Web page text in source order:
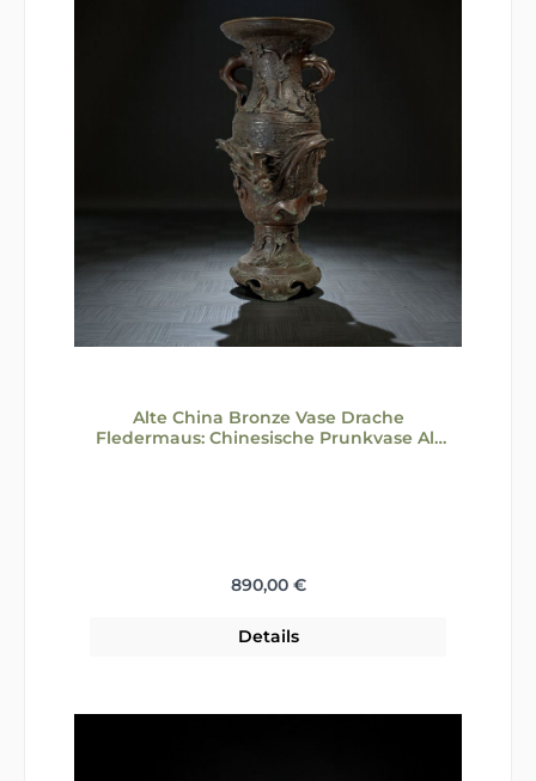
Alte China Bronze Vase Drache
Fledermaus: Chinesische Prunkvase Alt
Regulärer Preis:
890,00 €
Details